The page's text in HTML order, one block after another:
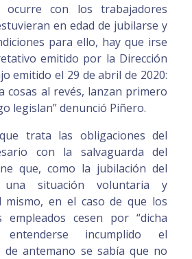
ocurre con los trabajadores
en edad de jubilarse y
para ello, hay que irse
emitido por la Dirección
emitido el 29 de abril de 2020:
cosas al revés, lanzan primero
legislan” denunció Piñero.
trata las obligaciones del
con la salvaguarda del
que, como la jubilación del
una situación voluntaria y
mismo, en el caso de que los
cesen por “dicha
incumplido el
de antemano se sabía que no